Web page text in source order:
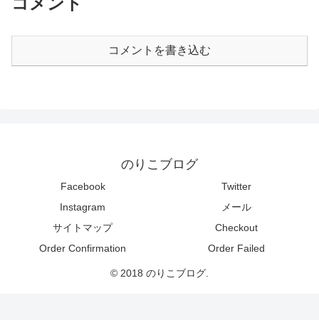
コメントを書き込む
のりこブログ
Facebook
Twitter
Instagram
メール
サイトマップ
Checkout
Order Confirmation
Order Failed
© 2018 のりこブログ.